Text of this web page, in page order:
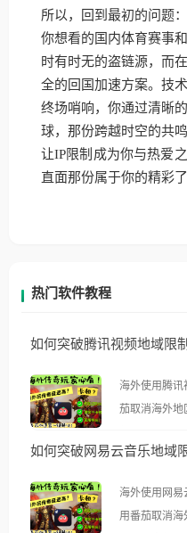
所以，回到最初的问题
你想看的国内体育赛事
时有时无的盗链源，而
全的回国加速方案。技
终场哨响，你通过清晰
球，那份跨越时空的共
让IP限制成为你与热爱
直面那份属于你的精彩了
热门软件教程
如何突破腾讯视频地域限制
海外使用腾讯
茄取消海外地区限制。 当在海外
示语。 海外用户如香港、澳门、台湾、美国、加拿
像其他音乐
仅能在中国大陆地区播放。
如何突破网易云音乐地域
海外使用网易
用番茄取消海外地区限制